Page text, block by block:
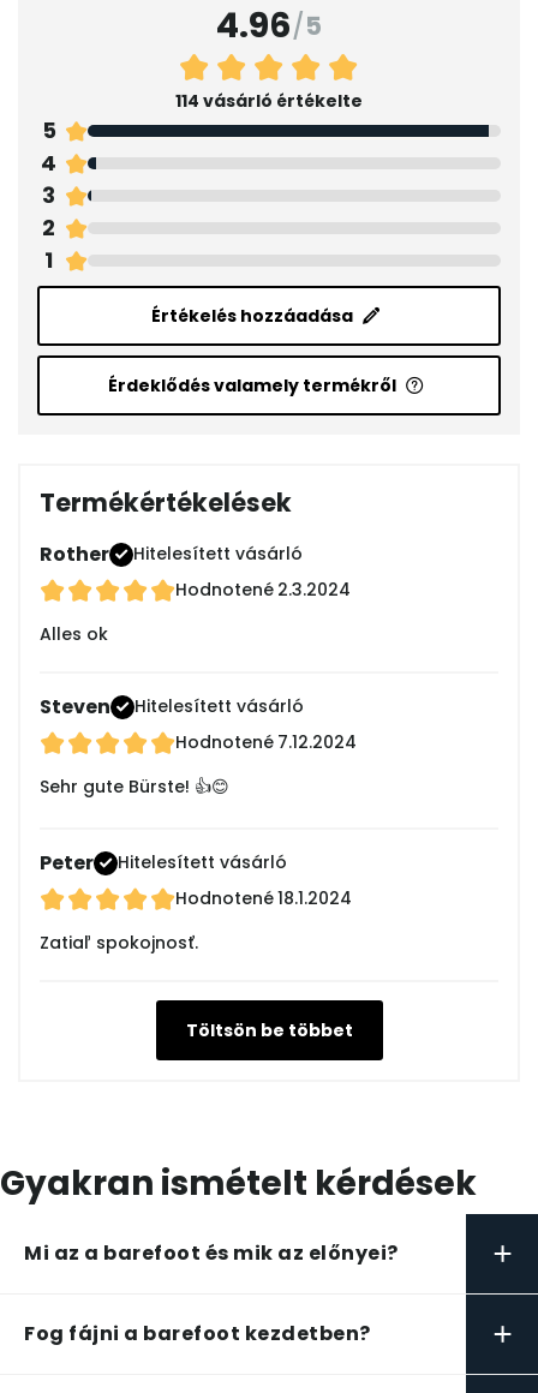
4.96/5
114 vásárló értékelte
5
4
3
2
1
Értékelés hozzáadása
Érdeklődés valamely termékről
Termékértékelések
Rother
Hitelesített vásárló
Hodnotené 2.3.2024
Alles ok
Steven
Hitelesített vásárló
Hodnotené 7.12.2024
Sehr gute Bürste! 👍😊
Peter
Hitelesített vásárló
Hodnotené18.1.2024
Zatiaľ spokojnosť.
Töltsön be többet
Gyakran ismételt kérdések
Mi az a barefoot és mik az előnyei? +
Fog fájni a barefoot kezdetben? +